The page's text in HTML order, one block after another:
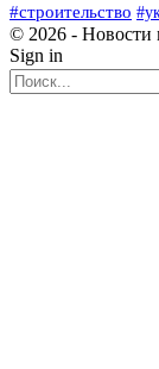
#строительство
© 2026 - Новости
Sign in